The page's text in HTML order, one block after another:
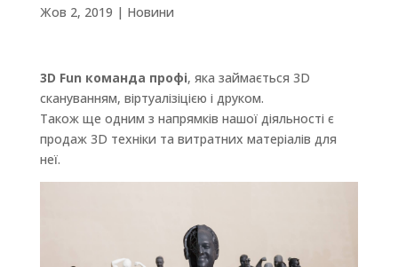
Жов 2, 2019 | Новини
3D Fun команда профі, яка займається 3D
скануванням, віртуалізіцією і друком.
Також ще одним з напрямків нашої діяльності є
продаж 3D техніки та витратних матеріалів для
неї.